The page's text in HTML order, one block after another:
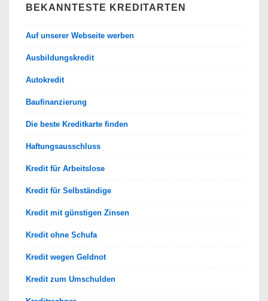
BEKANNTESTE KREDITARTEN
Auf unserer Webseite werben
Ausbildungskredit
Autokredit
Baufinanzierung
Die beste Kreditkarte finden
Haftungsausschluss
Kredit für Arbeitslose
Kredit für Selbständige
Kredit mit günstigen Zinsen
Kredit ohne Schufa
Kredit wegen Geldnot
Kredit zum Umschulden